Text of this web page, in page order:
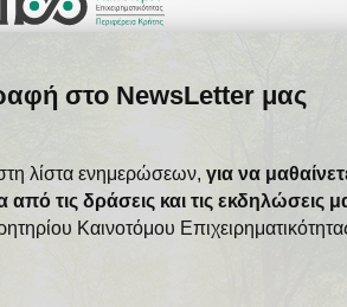
στο NewsLetter μας
λίστα ενημερώσεων, για να
από τις δράσεις και τις εκδηλώσεις
Καινοτόμου